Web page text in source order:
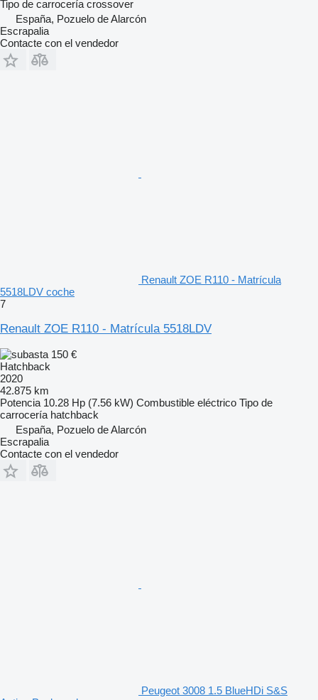
Tipo de carrocería crossover
España, Pozuelo de Alarcón
Escrapalia
Contacte con el vendedor
Renault ZOE R110 - Matrícula
5518LDV coche
7
Renault ZOE R110 - Matrícula 5518LDV
150 €
Hatchback
2020
42.875 km
Potencia 10.28 Hp (7.56 kW) Combustible eléctrico Tipo de
carrocería hatchback
España, Pozuelo de Alarcón
Escrapalia
Contacte con el vendedor
Peugeot 3008 1.5 BlueHDi S&S